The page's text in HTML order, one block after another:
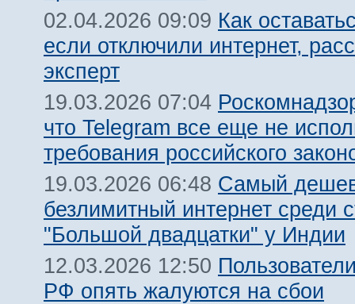
02.04.2026 09:09 Как
если отключили интернет,
эксперт
19.03.2026 07:04
что Telegram все еще не
требования российского
19.03.2026 06:48 Самый
безлимитный интернет среди
"Большой двадцатки" у Индии
12.03.2026 12:50
РФ опять жалуются на сбои